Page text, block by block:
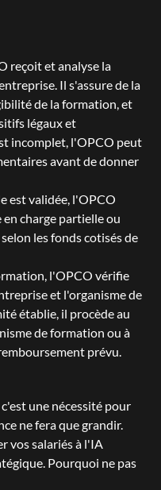
reçoit et analyse la
Il s'assure de la
de la formation, et
légaux et
incomplet, l'OPCO peut
avant de donner
est validée, l'OPCO
charge partielle ou
les fonds cotisés de
l'OPCO vérifie
et l'organisme de
établie, il procède au
de formation ou à
prévu.
une nécessité pour
ne fera que grandir.
vos salariés à l'IA
Pourquoi ne pas